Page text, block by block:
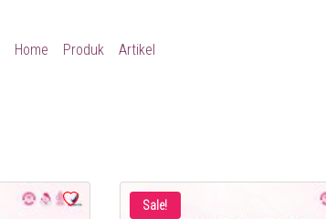
Home Produk Artikel
Sale!